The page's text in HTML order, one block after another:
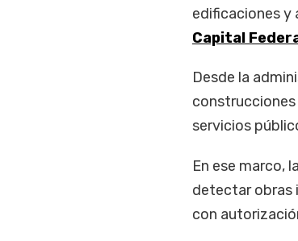
edificaciones y
Capital
Desde la
servicios
En ese marco, la
detectar obras
con